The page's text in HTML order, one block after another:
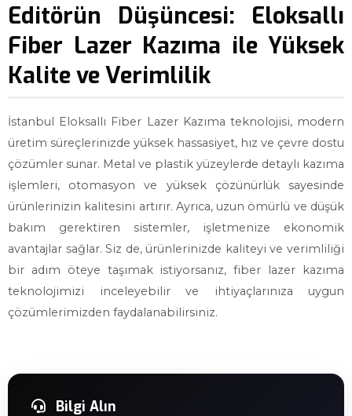
Editörün Düşüncesi: Eloksallı
Fiber Lazer Kazıma ile Yüksek
Kalite ve Verimlilik
İstanbul Eloksallı Fiber Lazer Kazıma teknolojisi, modern
üretim süreçlerinizde yüksek hassasiyet, hız ve çevre dostu
çözümler sunar. Metal ve plastik yüzeylerde detaylı kazıma
işlemleri, otomasyon ve yüksek çözünürlük sayesinde
ürünlerinizin kalitesini artırır. Ayrıca, uzun ömürlü ve düşük
bakım gerektiren sistemler, işletmenize ekonomik
avantajlar sağlar. Siz de, ürünlerinizde kaliteyi ve verimliliği
bir adım öteye taşımak istiyorsanız, fiber lazer kazıma
teknolojimizi inceleyebilir ve ihtiyaçlarınıza uygun
çözümlerimizden faydalanabilirsiniz.
Bilgi Alın